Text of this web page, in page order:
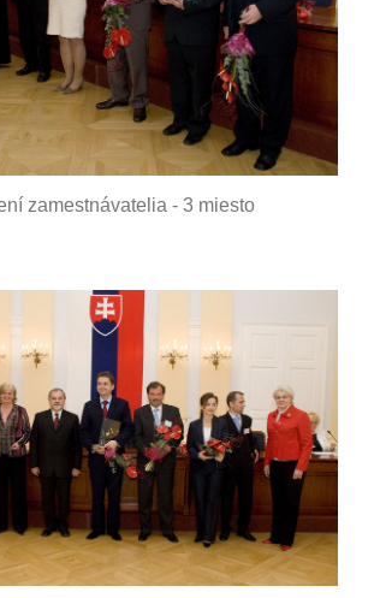
zamestnávatelia - 3 miesto